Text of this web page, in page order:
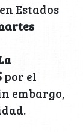
en Estados
por el
embargo,